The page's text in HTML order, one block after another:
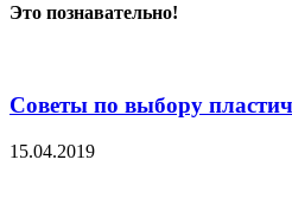
Это познавательно!
Советы по выбору
15.04.2019